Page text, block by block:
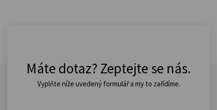
Máte dotaz? Zeptejte se nás.
Vyplňte níže uvedený formulář a my to zařídíme.